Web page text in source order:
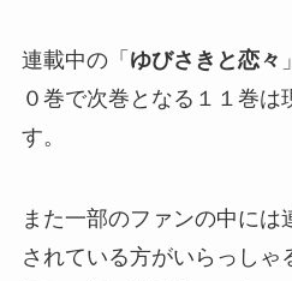
連載中の「 ゆびさきと恋々
０巻で次巻となる１１巻
す。
また一部のファンの中に
されている方がいらっしゃ